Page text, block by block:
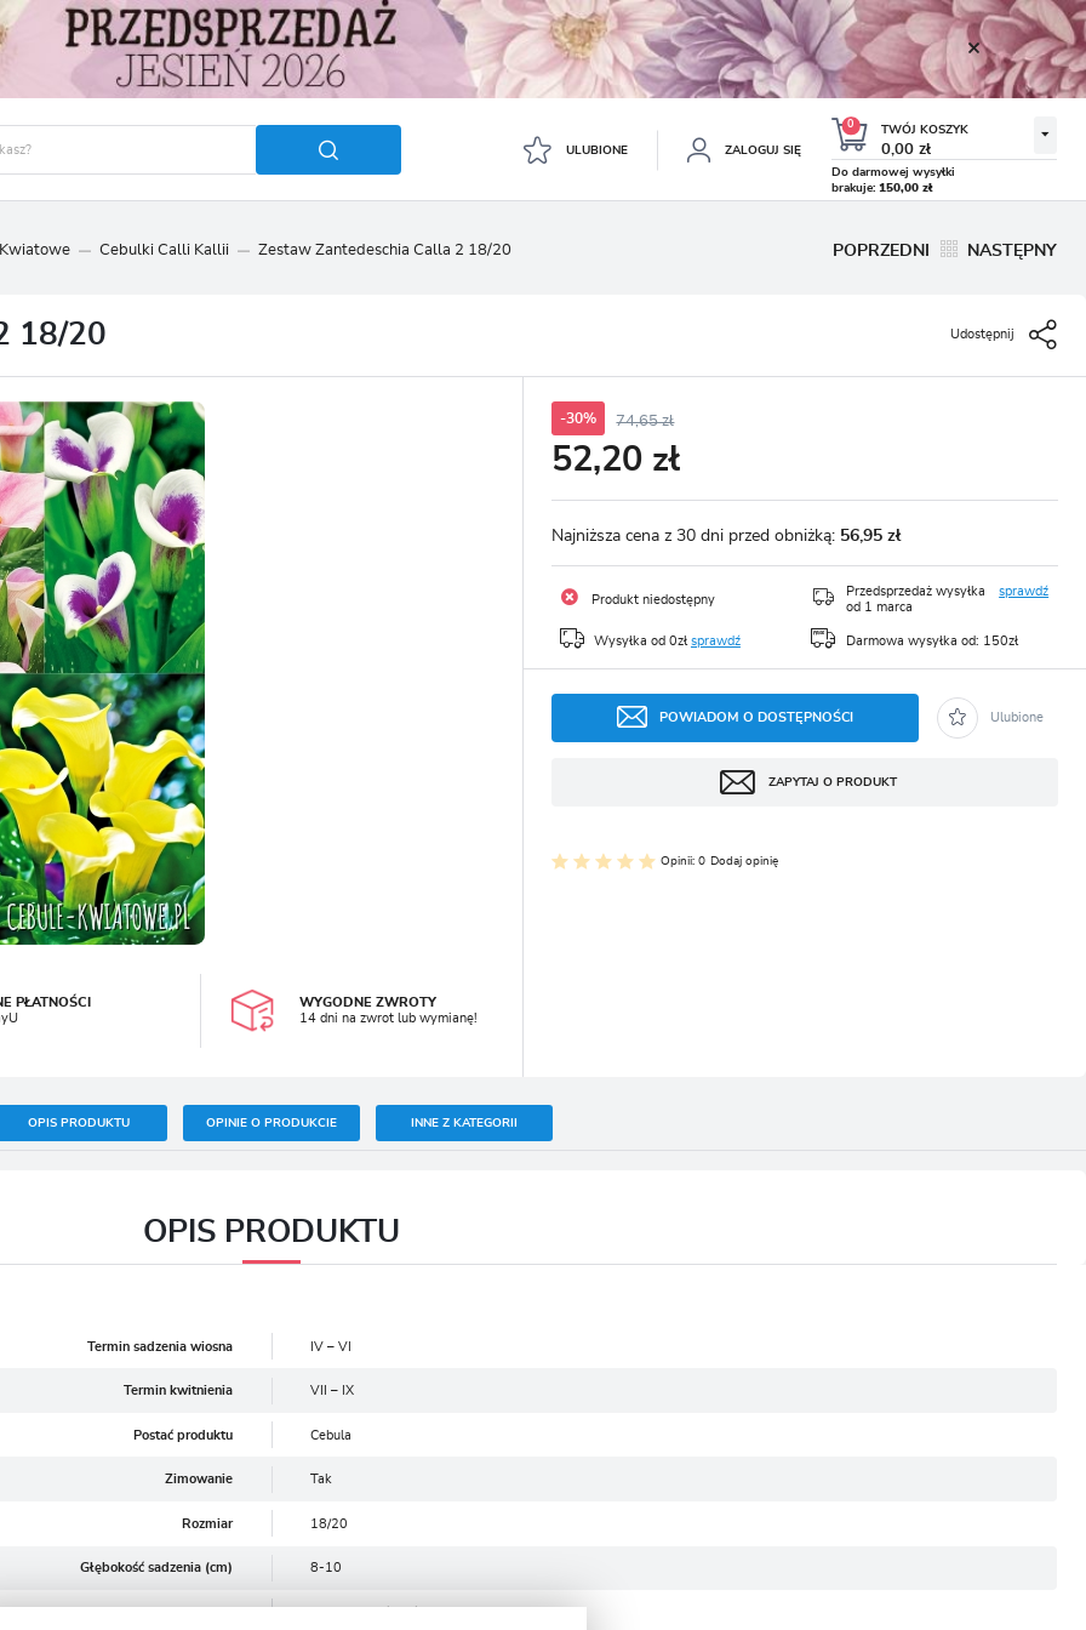
ULUBIONE ZALOGUJ SIĘ
Zapomniałem hasła
SIĘ
podgląd statusu realizacji zamówień
brak konieczności wprowadzania swoich danych przy kolejnych zakupach
0 TWÓJ KOSZYK
0,00 zł
8.99 zł 19.43 zł
KROKUS WIOSENNY MIX 50
19.99 zł 43.32 zł
Do darmowej wysyłki
brakuje: 150,00 zł
Cebulki Calli Kallii Zestaw Zantedeschia Calla 2 18/20 POPRZEDNI NASTĘPNY
18/20 Udostępnij
PŁATNOŚCI
WYGODNE ZWROTY
14 dni na zwrot lub wymianę!
-30% 74,65 zł
52,20 zł
Najniższa cena z 30 dni przed obniżką: 56,95 zł
Produkt niedostępny
Przedsprzedaż wysyłka
od 1 marca
sprawdź
Wysyłka od 0zł sprawdź Darmowa wysyłka od: 150zł
POWIADOM O DOSTĘPNOŚCI Ulubione
ZAPYTAJ O PRODUKT
Opinii: 0 Dodaj opinię
OPIS PRODUKTU OPINIE O PRODUKCIE INNE Z KATEGORII
OPIS PRODUKTU
Termin sadzenia wiosna IV – VI
Termin kwitnienia VII – IX
Postać produktu Cebula
Zimowanie Tak
Rozmiar 18/20
Głębokość sadzenia (cm) 8-10